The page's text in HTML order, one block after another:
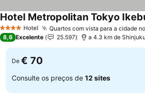
4 EstrelasHotel Quartos com vista para a cidade
Hotel Metropolitan Tokyo
8,6 Excelente 25.597 a 4.3 km de
De € 70
Consulte os preços de 12 sites